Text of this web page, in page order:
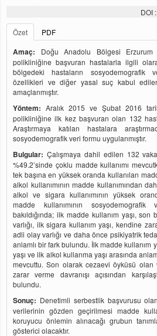
DOI :
Özet
PDF
Amaç:
Doğu Anadolu Bölgesi
polikliniğine başvuran hastalarla ilgili
bölgedeki hastaların sosyodemografik
özellikleri ve diğer yasal suç kabul edilen
amaçlanmıştır.
Yöntem: Aralık 2015 ve Şubat 2016
polikliniğine ilk kez başvuran olan 132
Araştırmaya katılan hastalara
sosyodemografik veri formu uygulanmıştır.
Bulgular: Çalışmaya dahil edilen 132
%49.2’sinde çoklu madde kullanımı
tek başına en yüksek oranda kullanılan
alkol kullanımının madde kullanımından
alkol ve sigara kullanımının yüksek
madde kullanımının
bakıldığında; ilk madde kullanım yaşı,
varlığı, ilk sigara kullanım yaşı, kendine
adli olay varlığı ve daha önce psikiyatrik
anlamlı bir fark bulundu. İlk madde kullanım
yaşı ve ilk alkol kullanma yaşı arasında
mevcuttu. Son olarak cezaevi öyküsü
zarar verme davranışı açısından
bulundu.
Sonuç: Denetimli serbestlik başvurusu
verilerinin gözden geçirilmesi madde
koruyucu önlemin alınacağı grubun
gösterici olacaktır.